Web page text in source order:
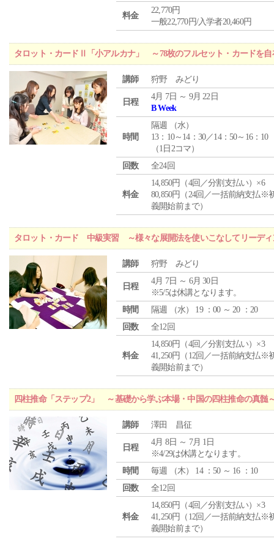
料金
22,770円
一般22,770円/入学者20,460円
タロット・カードⅡ「小アルカナ」 ～78枚のフルセット・カードを自
講師 狩野 みどり
日程
4月 7日 ～ 9月 22日
B Week
時間
隔週 （水）
13：10～14：30／14：50～16：10
（1日2コマ）
回数
全24回
料金
14,850円（4回／分割支払い）×6
80,850円（24回／一括前納支払※
義開始前まで）
タロット・カード 中級実習 ～様々な展開法を使いこなしてリーディ
講師 狩野 みどり
日程
4月 7日 ～ 6月 30日
※5/5は休講となります。
時間
隔週 （水） 19 ：00 ～ 20 ：20
回数
全12回
料金
14,850円（4回／分割支払い）×3
41,250円（12回／一括前納支払※
義開始前まで）
四柱推命「ステップ2」 ～基礎から学ぶ本場・中国の四柱推命の真髄
講師 澤田 昌征
日程
4月 8日 ～ 7月 1日
※4/29は休講となります。
時間
毎週 （木） 14 ：50 ～ 16 ：10
回数
全12回
料金
14,850円（4回／分割支払い）×3
41,250円（12回／一括前納支払※
義開始前まで）